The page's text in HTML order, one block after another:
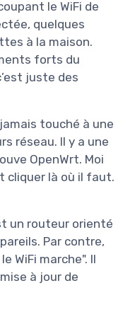
le WiFi de
quelques
à la maison.
forts du
juste des
touché à une
réseau. Il y a une
OpenWrt. Moi
cliquer là où il faut.
un routeur orienté
Par contre,
WiFi marche". Il
à jour de